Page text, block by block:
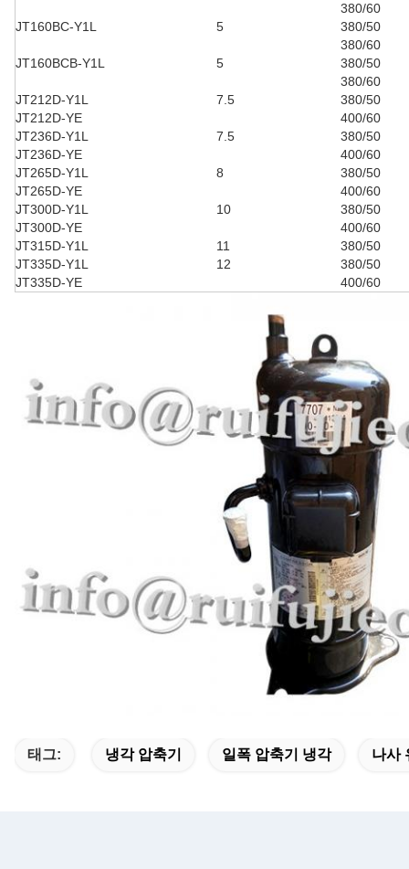
380/60
JT160BC-Y1L
5
380/50
380/60
JT160BCB-Y1L
5
380/50
380/60
JT212D-Y1L
7.5
380/50
JT212D-YE
400/60
JT236D-Y1L
7.5
380/50
JT236D-YE
400/60
JT265D-Y1L
8
380/50
JT265D-YE
400/60
JT300D-Y1L
10
380/50
JT300D-YE
400/60
JT315D-Y1L
11
380/50
JT335D-Y1L
12
380/50
JT335D-YE
400/60
태그: 냉각 압축기 일폭 압축기 냉각 나사